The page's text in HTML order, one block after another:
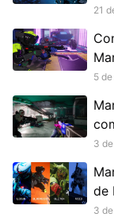
21
5
3
de
3